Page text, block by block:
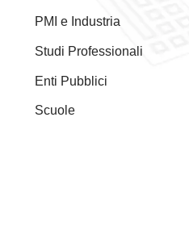
PMI e Industria
Studi Professionali
Enti Pubblici
Scuole